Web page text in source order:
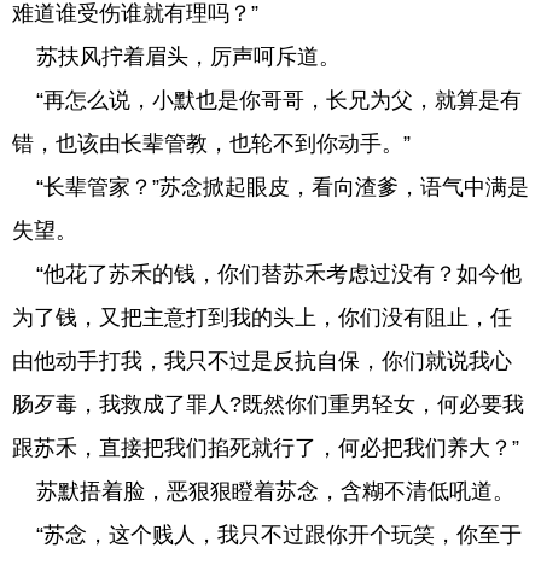
难道谁受伤谁就有理吗？”
苏扶风拧着眉头，厉声呵斥道。
“再怎么说，小默也是你哥哥，长兄为父，就算是有
错，也该由长辈管教，也轮不到你动手。”
“长辈管家？”苏念掀起眼皮，看向渣爹，语气中满是
失望。
“他花了苏禾的钱，你们替苏禾考虑过没有？如今他
为了钱，又把主意打到我的头上，你们没有阻止，任
由他动手打我，我只不过是反抗自保，你们就说我心
肠歹毒，我救成了罪人?既然你们重男轻女，何必要我
跟苏禾，直接把我们掐死就行了，何必把我们养大？”
苏默捂着脸，恶狠狠瞪着苏念，含糊不清低吼道。
“苏念，这个贱人，我只不过跟你开个玩笑，你至于